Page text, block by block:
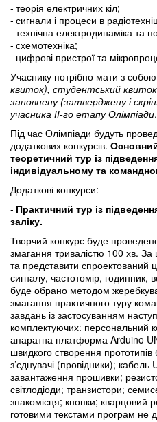
теорія електричних кіл;
сигнали і процеси в
технічна електродинаміка та
схемотехніка;
цифрові пристрої та
Учаснику потрібно мати з
квиток), студентський
заповнену (затверджену і
учасника ІІ-го етапу Олімпіади.
Під час Олімпіади будуть
додаткових конкурсів.
теоретичний тур із
індивідуальному та
Додаткові конкурси:
Практичний тур із
заліку.
Творчий конкурс буде
змагання тривалістю 100 хв.
та представити спроектований
сигналу, частотомір,
буде обрано методом
змагання практичного туру
завдань із застосуванням
комплектуючих: персональний
апаратна платформа Arduino
швидкого створення прототипів
з’єднувачі (провідники);
завантаження прошивки;
світлодіоди; транзистори;
знакомісця; кнопки; кварцовий
готовими текстами програм не